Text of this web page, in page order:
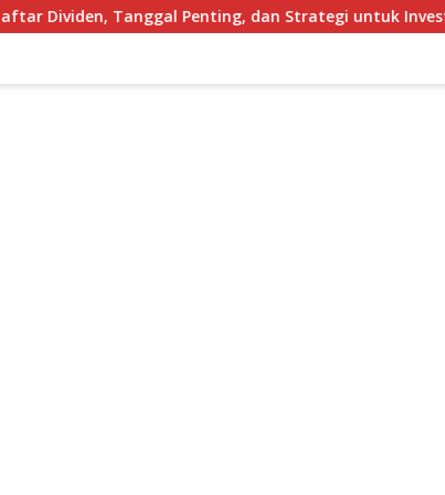
Tanggal Penting, dan Strategi untuk Investor Pemula